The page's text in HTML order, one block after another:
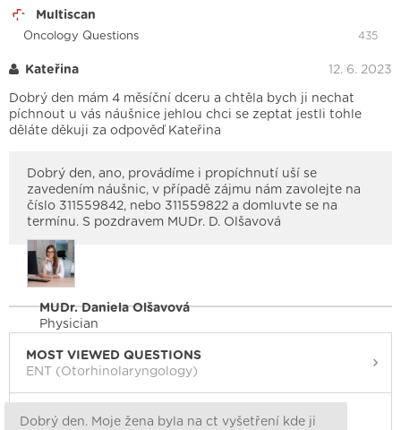
Multiscan
Oncology Questions 435
Kateřina 12. 6. 2023
Dobrý den mám 4 měsíční dceru a chtěla bych ji nechat
píchnout u vás náušnice jehlou chci se zeptat jestli tohle
děláte děkuji za odpověď Kateřina
Dobrý den, ano, provádíme i propíchnutí uší se
zavedením náušnic, v případě zájmu nám zavolejte na
číslo 311559842, nebo 311559822 a domluvte se na
termínu. S pozdravem MUDr. D. Olšavová
MUDr. Daniela Olšavová
Physician
MOST VIEWED QUESTIONS
ENT (Otorhinolaryngology)
Dobrý den. Moje žena byla na ct vyšetření kde ji